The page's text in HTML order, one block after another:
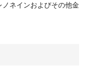
ネインおよびその他金